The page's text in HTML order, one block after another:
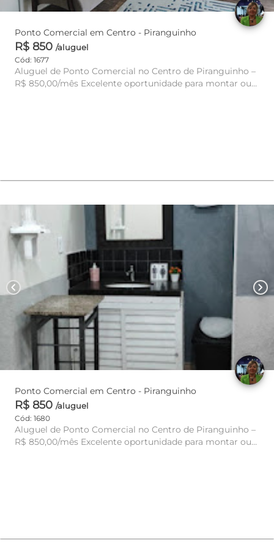
Ponto Comercial em Centro - Piranguinho
R$ 850 /aluguel
Cód: 1677
Aluguel de Ponto Comercial no Centro de Piranguinho –
R$ 850,00/mês Excelente oportunidade para montar ou
chevron_left chevron_right
Ponto Comercial em Centro - Piranguinho
R$ 850 /aluguel
Cód: 1680
Aluguel de Ponto Comercial no Centro de Piranguinho –
R$ 850,00/mês Excelente oportunidade para montar ou